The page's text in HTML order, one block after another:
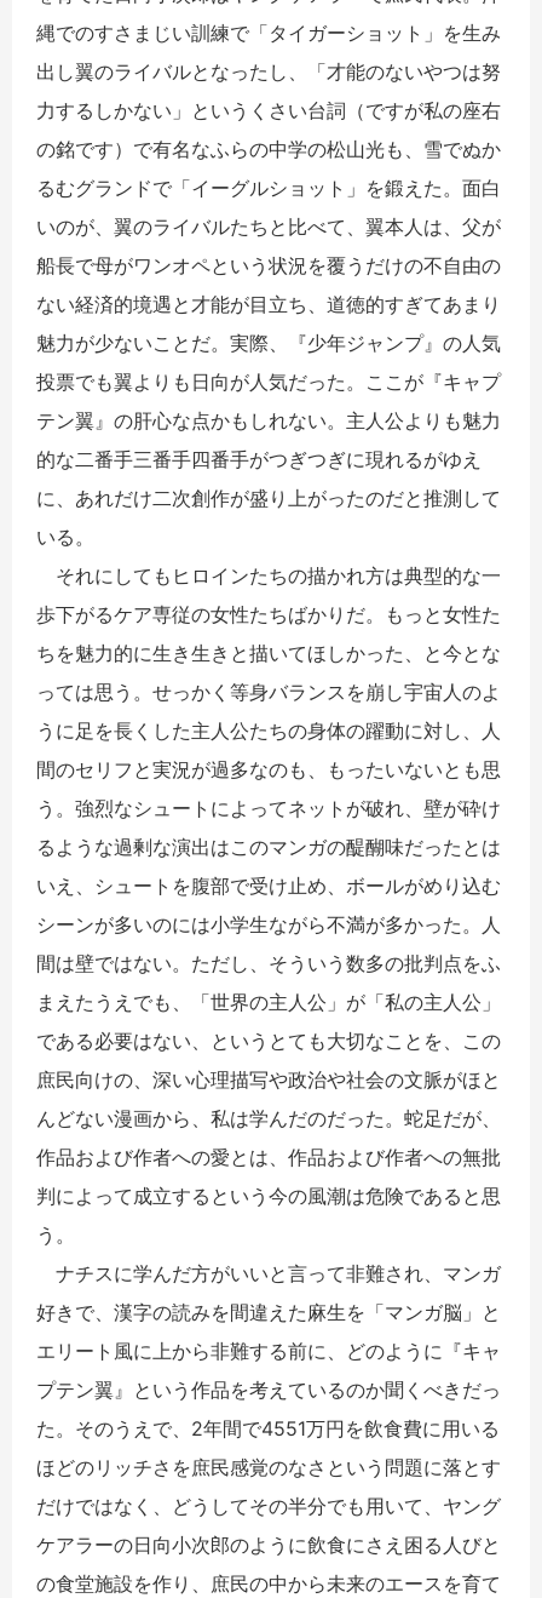
縄でのすさまじい訓練で「タイガーショット」を生み
出し翼のライバルとなったし、「才能のないやつは努
力するしかない」というくさい台詞（ですが私の座右
の銘です）で有名なふらの中学の松山光も、雪でぬか
るむグランドで「イーグルショット」を鍛えた。面白
いのが、翼のライバルたちと比べて、翼本人は、父が
船長で母がワンオペという状況を覆うだけの不自由の
ない経済的境遇と才能が目立ち、道徳的すぎてあまり
魅力が少ないことだ。実際、『少年ジャンプ』の人気
投票でも翼よりも日向が人気だった。ここが『キャプ
テン翼』の肝心な点かもしれない。主人公よりも魅力
的な二番手三番手四番手がつぎつぎに現れるがゆえ
に、あれだけ二次創作が盛り上がったのだと推測して
いる。
それにしてもヒロインたちの描かれ方は典型的な一
歩下がるケア専従の女性たちばかりだ。もっと女性た
ちを魅力的に生き生きと描いてほしかった、と今とな
っては思う。せっかく等身バランスを崩し宇宙人のよ
うに足を長くした主人公たちの身体の躍動に対し、人
間のセリフと実況が過多なのも、もったいないとも思
う。強烈なシュートによってネットが破れ、壁が砕け
るような過剰な演出はこのマンガの醍醐味だったとは
いえ、シュートを腹部で受け止め、ボールがめり込む
シーンが多いのには小学生ながら不満が多かった。人
間は壁ではない。ただし、そういう数多の批判点をふ
まえたうえでも、「世界の主人公」が「私の主人公」
である必要はない、というとても大切なことを、この
庶民向けの、深い心理描写や政治や社会の文脈がほと
んどない漫画から、私は学んだのだった。蛇足だが、
作品および作者への愛とは、作品および作者への無批
判によって成立するという今の風潮は危険であると思
う。
ナチスに学んだ方がいいと言って非難され、マンガ
好きで、漢字の読みを間違えた麻生を「マンガ脳」と
エリート風に上から非難する前に、どのように『キャ
プテン翼』という作品を考えているのか聞くべきだっ
た。そのうえで、2年間で4551万円を飲食費に用いる
ほどのリッチさを庶民感覚のなさという問題に落とす
だけではなく、どうしてその半分でも用いて、ヤング
ケアラーの日向小次郎のように飲食にさえ困る人びと
の食堂施設を作り、庶民の中から未来のエースを育て